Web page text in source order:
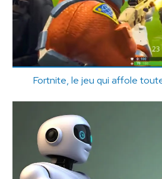
Fortnite, le jeu qui affole